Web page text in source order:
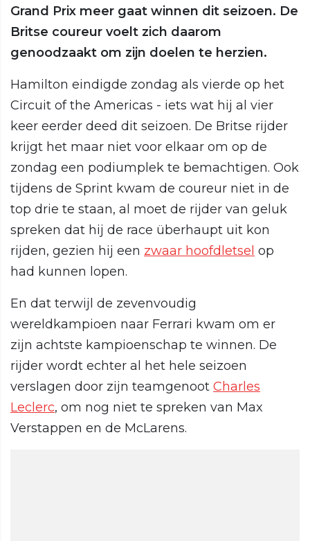
Grand Prix meer gaat winnen dit seizoen. De
Britse coureur voelt zich daarom
genoodzaakt om zijn doelen te herzien.
Hamilton eindigde zondag als vierde op het
Circuit of the Americas - iets wat hij al vier
keer eerder deed dit seizoen. De Britse rijder
krijgt het maar niet voor elkaar om op de
zondag een podiumplek te bemachtigen. Ook
tijdens de Sprint kwam de coureur niet in de
top drie te staan, al moet de rijder van geluk
spreken dat hij de race überhaupt uit kon
rijden, gezien hij een zwaar hoofdletsel op
had kunnen lopen.
En dat terwijl de zevenvoudig
wereldkampioen naar Ferrari kwam om er
zijn achtste kampioenschap te winnen. De
rijder wordt echter al het hele seizoen
verslagen door zijn teamgenoot Charles
Leclerc, om nog niet te spreken van Max
Verstappen en de McLarens.